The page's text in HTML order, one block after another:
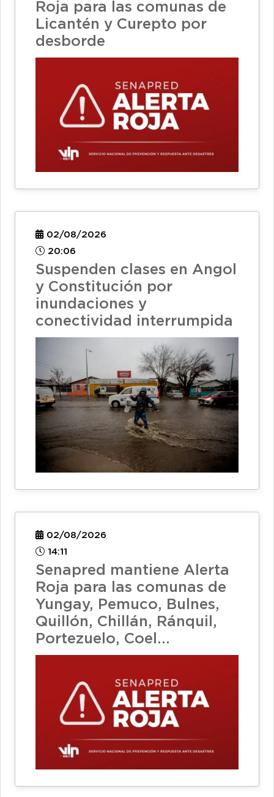
Roja para las comunas de
Licantén y Curepto por
desborde
02/08/2026
20:06
Suspenden clases en Angol
y Constitución por
inundaciones y
conectividad interrumpida
02/08/2026
14:11
Senapred mantiene Alerta
Roja para las comunas de
Yungay, Pemuco, Bulnes,
Quillón, Chillán, Ránquil,
Portezuelo, Coel...